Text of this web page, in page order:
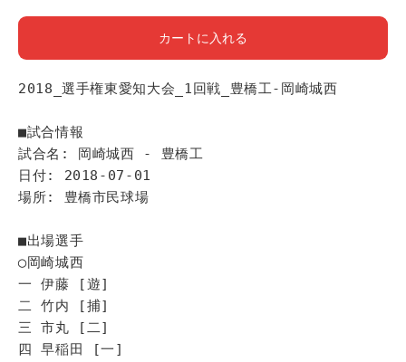
カートに入れる
2018_選手権東愛知大会_1回戦_豊橋工-岡崎城西
■試合情報
試合名: 岡崎城西 - 豊橋工
日付: 2018-07-01
場所: 豊橋市民球場
■出場選手
◯岡崎城西
一 伊藤 [遊]
二 竹内 [捕]
三 市丸 [二]
四 早稲田 [一]